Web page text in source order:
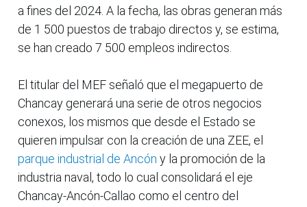
a fines del 2024. A la fecha, las obras generan más
de 1 500 puestos de trabajo directos y, se estima,
se han creado 7 500 empleos indirectos.
El titular del MEF señaló que el megapuerto de
Chancay generará una serie de otros negocios
conexos, los mismos que desde el Estado se
quieren impulsar con la creación de una ZEE, el
parque industrial de Ancón y la promoción de la
industria naval, todo lo cual consolidará el eje
Chancay-Ancón-Callao como el centro del